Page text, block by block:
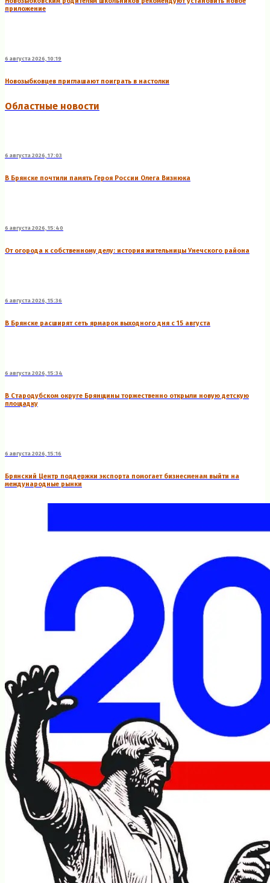
приложение
6 августа 2026, 10:19
Новозыбковцев приглашают поиграть в настолки
Областные новости
6 августа 2026, 17:03
В Брянске почтили память Героя России Олега Визнюка
6 августа 2026, 15:40
От огорода к собственному делу: история жительницы Унечского района
6 августа 2026, 15:36
В Брянске расширят сеть ярмарок выходного дня с 15 августа
6 августа 2026, 15:34
В Стародубском округе Брянщины торжественно открыли новую детскую
площадку
6 августа 2026, 15:16
Брянский Центр поддержки экспорта помогает бизнесменам выйти на
международные рынки